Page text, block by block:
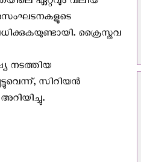
ക്രൈസ്തവ
നടത്തിയ
സിറിയൻ